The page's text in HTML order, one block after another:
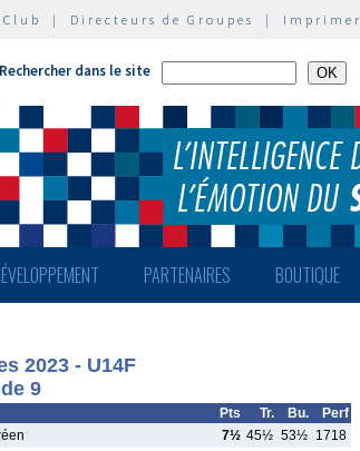
| Directeurs de Groupes | Imprimer
Rechercher dans le site
PARTENAIRES BOUTIQUE
2023 - U14F
9
Pts Tr. Bu.
Perf
7½ 45½ 53½
1718